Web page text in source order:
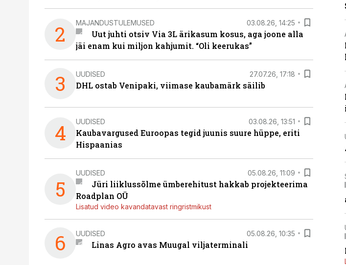
2 MAJANDUSTULEMUSED 03.08.26, 14:25
Uut juhti otsiv Via 3L ärikasum kosus, aga joone alla
jäi enam kui miljon kahjumit. “Oli keerukas”
3 UUDISED 27.07.26, 17:18
DHL ostab Venipaki, viimase kaubamärk säilib
4 UUDISED 03.08.26, 13:51
Kaubavargused Euroopas tegid juunis suure hüppe, eriti
Hispaanias
5
UUDISED 05.08.26, 11:09
Jüri liiklussõlme ümberehitust hakkab projekteerima
Roadplan OÜ
Lisatud video kavandatavast ringristmikust
6 UUDISED 05.08.26, 10:35
Linas Agro avas Muugal viljaterminali